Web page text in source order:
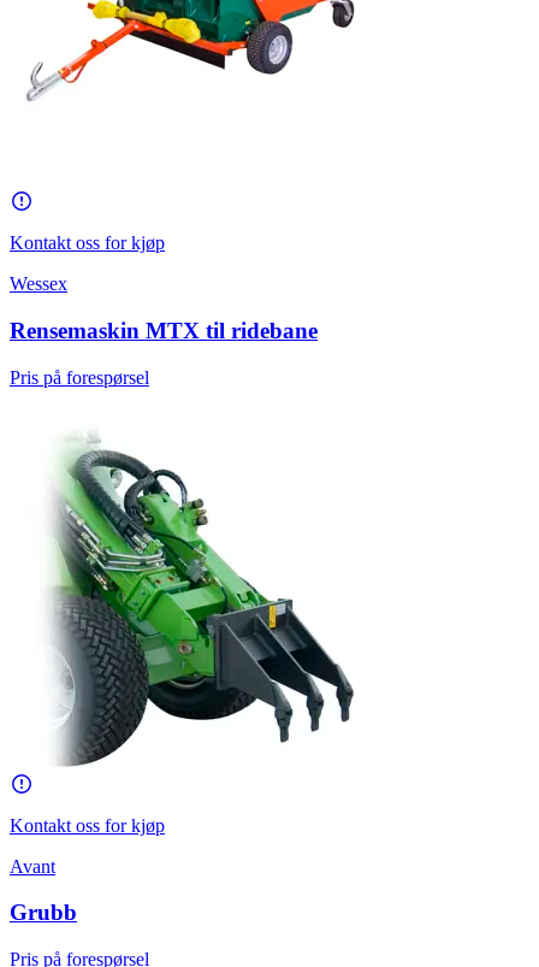
Kontakt oss for kjøp
Wessex
Rensemaskin MTX til ridebane
Pris på forespørsel
Kontakt oss for kjøp
Avant
Grubb
Pris på forespørsel